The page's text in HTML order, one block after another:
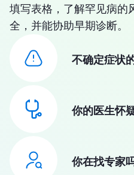
填写表格，了解罕见病的
全，并能协助早期诊断。
不确定症状
你的医生怀
你在找专家